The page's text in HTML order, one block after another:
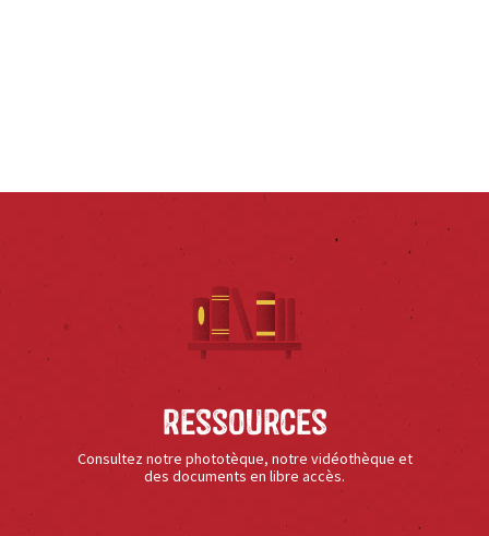
Ressources
Consultez notre phototèque, notre vidéothèque et
des documents en libre accès.